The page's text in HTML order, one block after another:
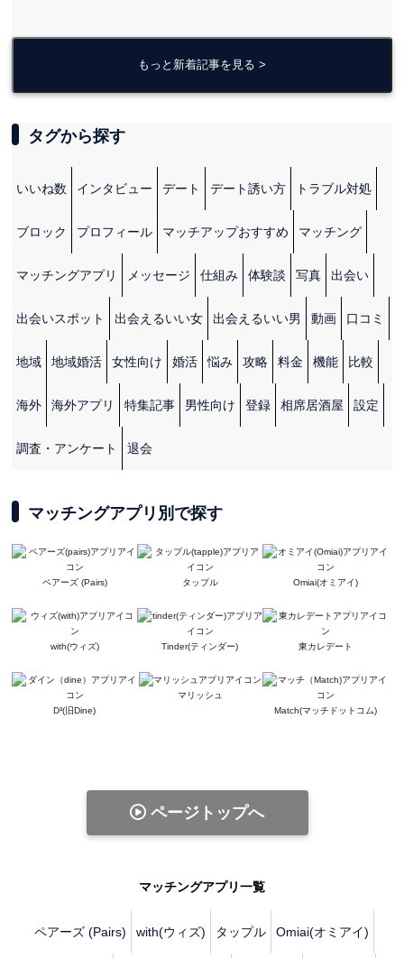
もっと新着記事を見る >
タグから探す
いいね数 インタビュー デート デート誘い方 トラブル対処
ブロック プロフィール マッチアップおすすめ マッチング
マッチングアプリ メッセージ 仕組み 体験談 写真 出会い
出会いスポット 出会えるいい女 出会えるいい男 動画 口コミ
地域 地域婚活 女性向け 婚活 悩み 攻略 料金 機能 比較
海外 海外アプリ 特集記事 男性向け 登録 相席居酒屋 設定
調査・アンケート 退会
マッチングアプリ別で探す
ペアーズ (Pairs) タップル Omiai(オミアイ)
with(ウィズ) Tinder(ティンダー) 東カレデート
D³(旧Dine)
マリッシュ
Match(マッチドットコム)
ページトップへ
マッチングアプリ一覧
ペアーズ (Pairs) with(ウィズ) タップル Omiai(オミアイ)